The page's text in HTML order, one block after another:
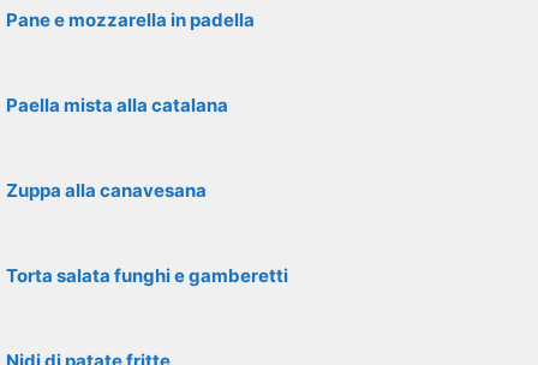
Pane e mozzarella in padella
Paella mista alla catalana
Zuppa alla canavesana
Torta salata funghi e gamberetti